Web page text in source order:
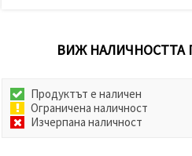
ВИЖ НАЛИЧНОСТТА
Продуктът е наличен
Ограничена наличност
Изчерпана наличност